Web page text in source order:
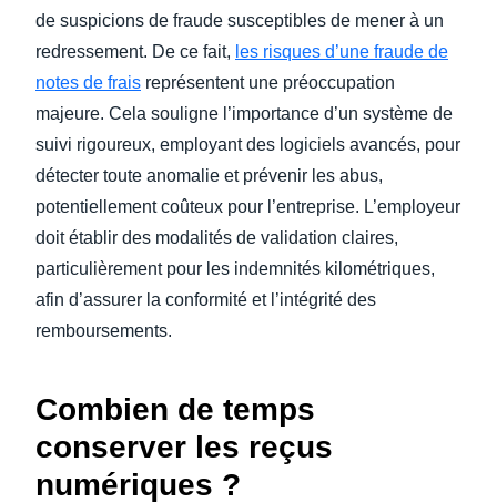
de suspicions de fraude susceptibles de mener à un
redressement. De ce fait, les risques d’une fraude de
notes de frais représentent une préoccupation
majeure. Cela souligne l’importance d’un système de
suivi rigoureux, employant des logiciels avancés, pour
détecter toute anomalie et prévenir les abus,
potentiellement coûteux pour l’entreprise. L’employeur
doit établir des modalités de validation claires,
particulièrement pour les indemnités kilométriques,
afin d’assurer la conformité et l’intégrité des
remboursements.
Combien de temps
conserver les reçus
numériques ?